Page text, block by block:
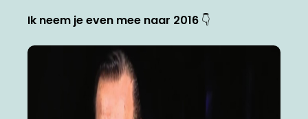
Ik neem je even mee naar 2016 👇